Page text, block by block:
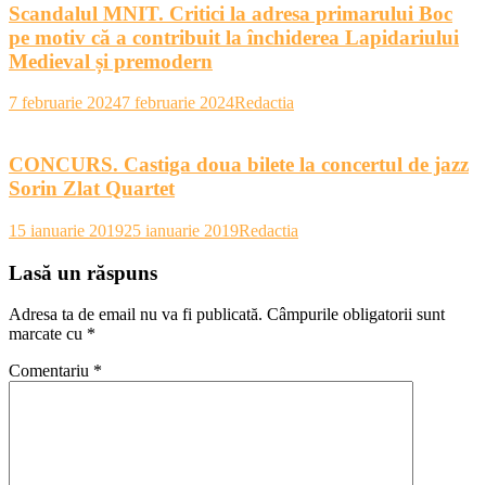
Scandalul MNIT. Critici la adresa primarului Boc
pe motiv că a contribuit la închiderea Lapidariului
Medieval și premodern
7 februarie 20247 februarie 2024Redactia
CONCURS. Castiga doua bilete la concertul de jazz
Sorin Zlat Quartet
15 ianuarie 201925 ianuarie 2019Redactia
Lasă un răspuns
Adresa ta de email nu va fi publicată. Câmpurile obligatorii sunt
marcate cu *
Comentariu *